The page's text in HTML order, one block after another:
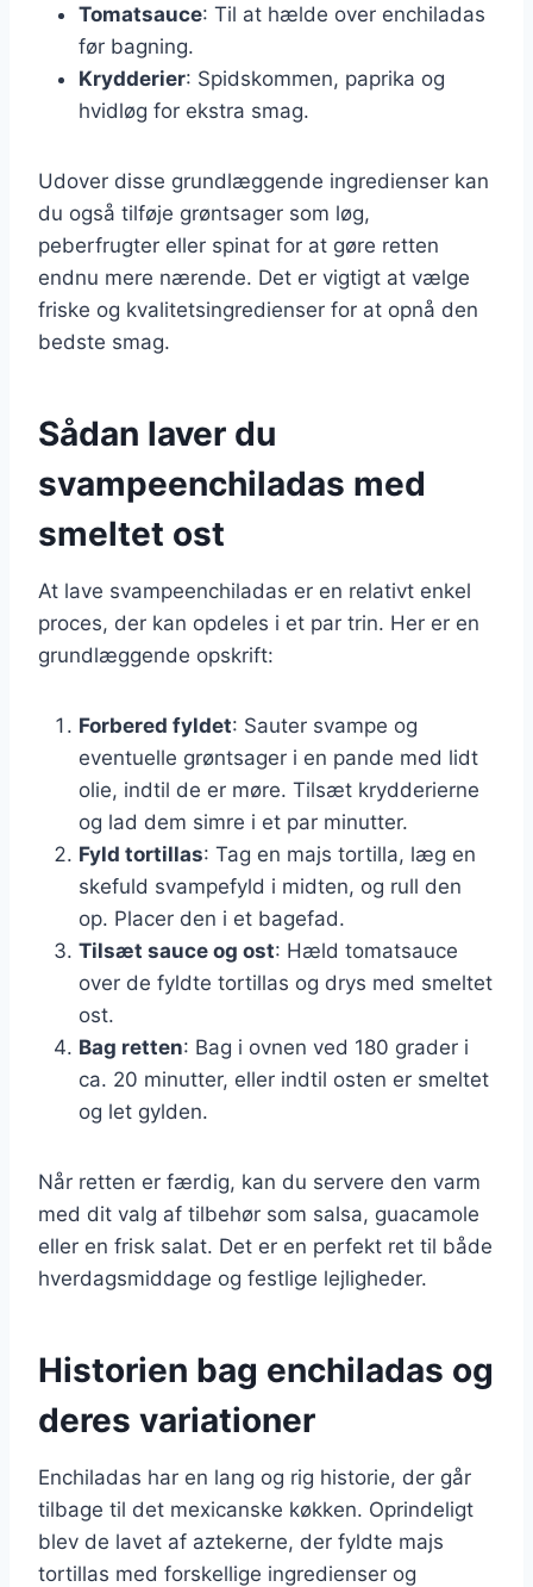
Tomatsauce: Til at hælde over enchiladas
før bagning.
Krydderier: Spidskommen, paprika og
hvidløg for ekstra smag.
Udover disse grundlæggende ingredienser kan
du også tilføje grøntsager som løg,
peberfrugter eller spinat for at gøre retten
endnu mere nærende. Det er vigtigt at vælge
friske og kvalitetsingredienser for at opnå den
bedste smag.
Sådan laver du
svampeenchiladas med
smeltet ost
At lave svampeenchiladas er en relativt enkel
proces, der kan opdeles i et par trin. Her er en
grundlæggende opskrift:
Forbered fyldet: Sauter svampe og
eventuelle grøntsager i en pande med lidt
olie, indtil de er møre. Tilsæt krydderierne
og lad dem simre i et par minutter.
Fyld tortillas: Tag en majs tortilla, læg en
skefuld svampefyld i midten, og rull den
op. Placer den i et bagefad.
Tilsæt sauce og ost: Hæld tomatsauce
over de fyldte tortillas og drys med smeltet
ost.
Bag retten: Bag i ovnen ved 180 grader i
ca. 20 minutter, eller indtil osten er smeltet
og let gylden.
Når retten er færdig, kan du servere den varm
med dit valg af tilbehør som salsa, guacamole
eller en frisk salat. Det er en perfekt ret til både
hverdagsmiddage og festlige lejligheder.
Historien bag enchiladas og
deres variationer
Enchiladas har en lang og rig historie, der går
tilbage til det mexicanske køkken. Oprindeligt
blev de lavet af aztekerne, der fyldte majs
tortillas med forskellige ingredienser og